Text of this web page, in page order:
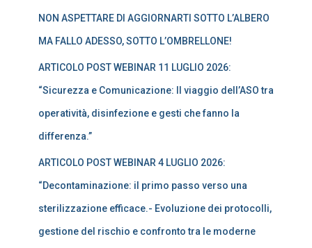
NON ASPETTARE DI AGGIORNARTI SOTTO L’ALBERO
MA FALLO ADESSO, SOTTO L’OMBRELLONE!
ARTICOLO POST WEBINAR 11 LUGLIO 2026:
“Sicurezza e Comunicazione: Il viaggio dell’ASO tra
operatività, disinfezione e gesti che fanno la
differenza.”
ARTICOLO POST WEBINAR 4 LUGLIO 2026:
“Decontaminazione: il primo passo verso una
sterilizzazione efficace.- Evoluzione dei protocolli,
gestione del rischio e confronto tra le moderne